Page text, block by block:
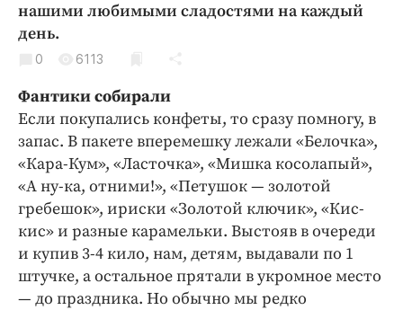
Культура
Недвижимость и ЖКХ
Образование
Общество
Погода
Праздники
Происшествия
Спорт
Экономика и бизнес
ПРОЕКТЫ
Блоги
нашими любимыми сладостями на каждый
день.
0 6113
Фантики собирали
Если покупались конфеты, то сразу помногу, в
запас. В пакете вперемешку лежали «Белочка»,
«Кара-Кум», «Ласточка», «Мишка косолапый»,
«А ну-ка, отними!», «Петушок — золотой
гребешок», ириски «Золотой ключик», «Кис-
кис» и разные карамельки. Выстояв в очереди
и купив 3-4 кило, нам, детям, выдавали по 1
штучке, а остальное прятали в укромное место
— до праздника. Но обычно мы редко